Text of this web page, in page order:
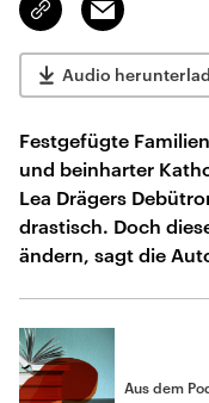
kopieren/teilen
Audio
Festgefügte
und beinharter
Lea Drägers
drastisch. Doch
ändern, sagt die
Aus dem